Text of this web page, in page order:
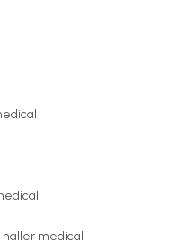
haller medical